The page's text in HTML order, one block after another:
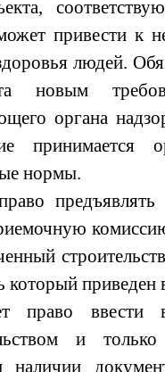
привести к
людей.
новым
органа
принимается
нормы.
который приведен
право ввести
и
наличии